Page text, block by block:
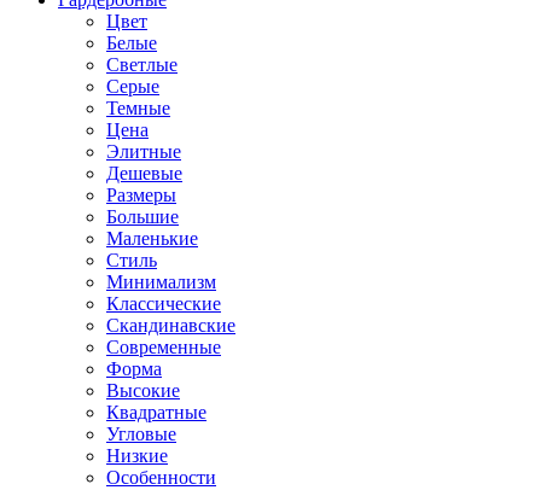
Цвет
Белые
Светлые
Серые
Темные
Цена
Элитные
Дешевые
Размеры
Большие
Маленькие
Стиль
Минимализм
Классические
Скандинавские
Современные
Форма
Высокие
Квадратные
Угловые
Низкие
Особенности